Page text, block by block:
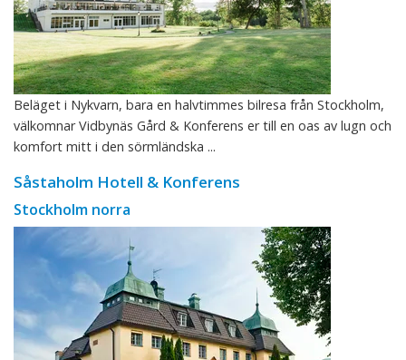
Beläget i Nykvarn, bara en halvtimmes bilresa från Stockholm,
välkomnar Vidbynäs Gård & Konferens er till en oas av lugn och
komfort mitt i den sörmländska ...
Såstaholm Hotell & Konferens
Stockholm norra